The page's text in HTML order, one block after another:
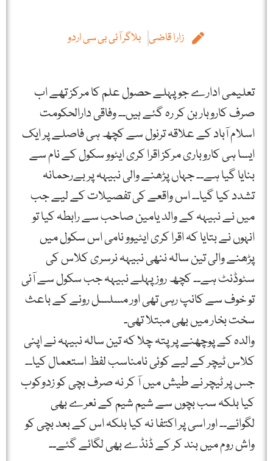
زارا قاضی بلاگر آئی بی سی اردو
تعلیمی ادارے جو پہلے حصول علم کا مرکز تھے اب
صرف کاروبار بن کر رہ گئے ہیں۔۔ وفاقی دارالحکومت
اسلام آباد کے علاقہ ترنول سے کچھ ہی فاصلے پر ایک
ایسا ہی کاروباری مرکز اقرا کری ایٹوو سکول کے نام سے
بنایا گیا ہے۔۔ جہاں پڑھنے والی نبیہہ پر بےرحمانہ
تشدد کیا گیا۔۔ اس واقعے کی تفصیلات کے لیے جب
میں نے نبیہہ کے والد یامین صاحب سے رابطہ کیا تو
انہوں نے بتایا کہ اقرا کری ایٹیوو نامی اس سکول میں
پڑھنے والی تین سالہ ننھی نبیہہ نرسری کلاس کی
سٹوڈنٹ ہے۔۔ کچھ روز پہلے نبیہہ جب سکول سے آئی
تو خوف سے کانپ رہی تھی اور مسلسل رونے کے باعث
سخت بخار میں بھی مبتلا تھی۔
والدہ کے پوچھنے پر پتہ چلا کہ تین سالہ نبیہہ نے اپنی
کلاس ٹیچر کے لیے کوئی نامناسب لفظ استعمال کیا۔۔
جس پر ٹیچر نے طیش میں آ کر نہ صرف بچی کو زدوکوب
کیا بلکہ سب بچوں سے شیم شیم کے نعرے بھی
لگوائے۔۔ اور اسی پر اکتفا نہ کیا بلکہ اس کے بعد بچی کو
واش روم میں بند کر کے ڈنڈے بھی لگائے گئے۔۔